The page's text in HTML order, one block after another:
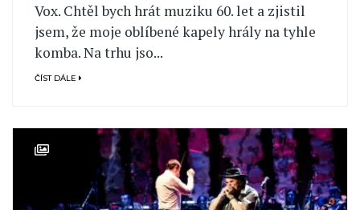
Vox. Chtěl bych hrát muziku 60. let a zjistil
jsem, že moje oblíbené kapely hrály na tyhle
komba. Na trhu jso...
ČÍST DÁLE